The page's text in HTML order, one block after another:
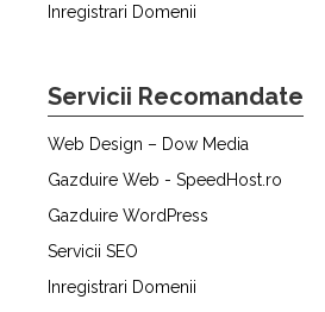
Inregistrari Domenii
Servicii Recomandate
Web Design – Dow Media
Gazduire Web - SpeedHost.ro
Gazduire WordPress
Servicii SEO
Inregistrari Domenii